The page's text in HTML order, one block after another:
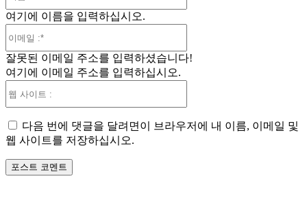
여기에 이름을 입력하십시오.
일
잘못된 이메일 주소를 입력하셨습니다!
여기에 이메일 주소를 입력하십시오.
트
다음 번에 댓글을 달려면이 브라우저에 내 이름, 이메일 및
웹 사이트를 저장하십시오.